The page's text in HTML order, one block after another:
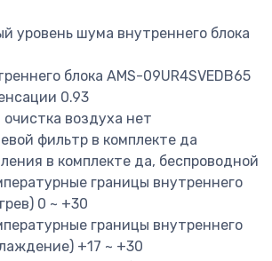
уровень шума внутреннего блока
блока AMS-09UR4SVEDB65
0.93
воздуха нет
фильтр в комплекте да
в комплекте да, беспроводной
границы внутреннего
0 ~ +30
границы внутреннего
+17 ~ +30